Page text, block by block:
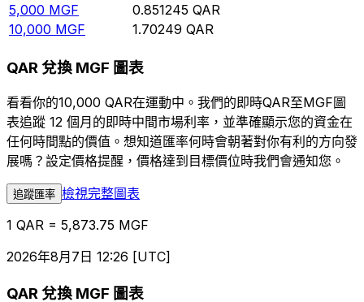
5,000 MGF 0.851245 QAR
10,000 MGF 1.70249 QAR
QAR 兌換 MGF 圖表
看看你的10,000 QAR在運動中。我們的即時QAR至MGF圖
表追蹤 12 個月的即時中間市場利率，並準確顯示您的資金在
任何時間點的價值。想知道匯率何時會朝著對你有利的方向發
展嗎？設定價格提醒，價格達到目標價位時我們會通知您。
追蹤匯率 檢視完整圖表
1 QAR = 5,873.75 MGF
2026年8月7日 12:26 [UTC]
QAR 兌換 MGF 圖表